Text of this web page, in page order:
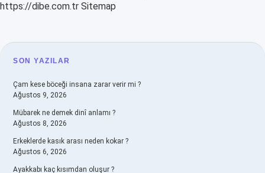
https://dibe.com.tr Sitemap
SIDEBAR
SON YAZILAR
Çam kese böceği insana zarar verir mi ?
Ağustos 9, 2026
Mübarek ne demek dinî anlamı ?
Ağustos 8, 2026
Erkeklerde kasık arası neden kokar ?
Ağustos 6, 2026
Ayakkabı kaç kısımdan oluşur ?